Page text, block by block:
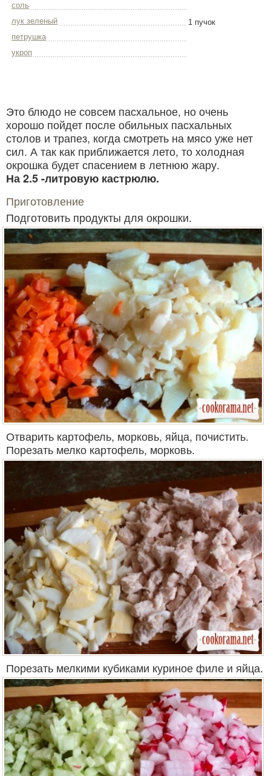
соль
лук зеленый
1 пучок
петрушка
укроп
Это блюдо не совсем пасхальное, но очень
хорошо пойдет после обильных пасхальных
столов и трапез, когда смотреть на мясо уже нет
сил. А так как приближается лето, то холодная
окрошка будет спасением в летнюю жару.
На 2.5 -литровую кастрюлю.
Приготовление
Подготовить продукты для окрошки.
Отварить картофель, морковь, яйца, почистить.
Порезать мелко картофель, морковь.
Порезать мелкими кубиками куриное филе и яйца.